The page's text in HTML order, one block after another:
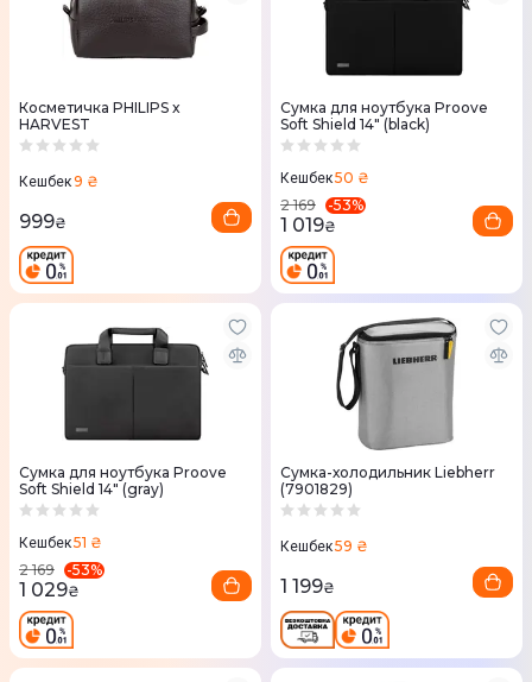
Косметичка PHILIPS x
HARVEST
Кешбек9 ₴
999₴
Сумка для ноутбука Proove
Soft Shield 14" (black)
Кешбек50 ₴
2 169
-53%
1 019₴
Сумка для ноутбука Proove
Soft Shield 14" (gray)
Кешбек51 ₴
2 169
-53%
1 029₴
Сумка-холодильник Liebherr
(7901829)
Кешбек59 ₴
1 199₴